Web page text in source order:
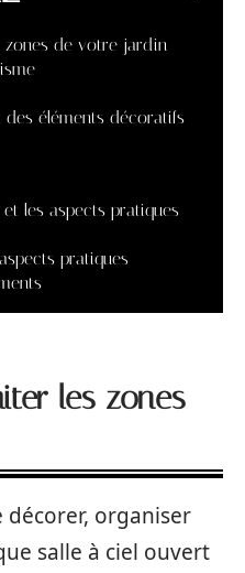
de votre jardin
éléments décoratifs
les aspects pratiques
pratiques
les zones
organiser
salle à ciel ouvert